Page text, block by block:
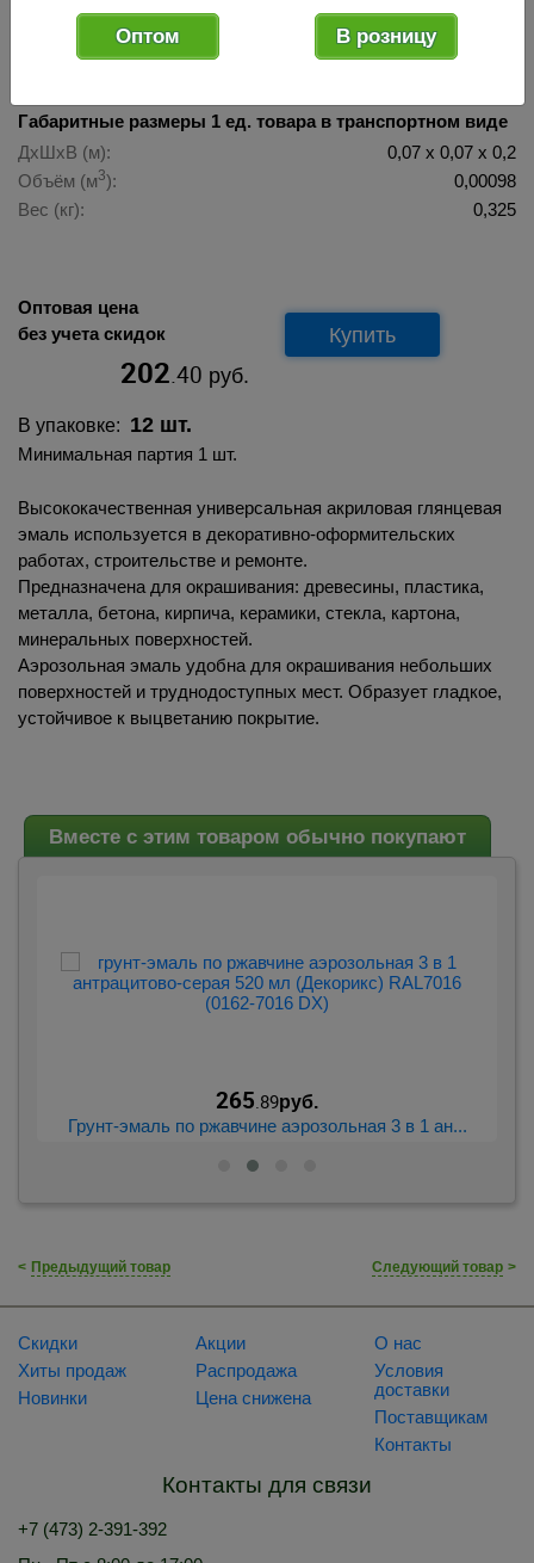
Код товара:022836
Габаритные размеры 1 ед. товара в транспортном виде
ДхШхВ (м):
0,07 х 0,07 х 0,2
Объём (м3):
0,00098
Вес (кг):
0,325
Оптовая цена
без учета скидок
202.40 руб.
Купить
В упаковке: 12 шт.
Минимальная партия 1 шт.
Высококачественная универсальная акриловая глянцевая
эмаль используется в декоративно-оформительских
работах, строительстве и ремонте.
Предназначена для окрашивания: древесины, пластика,
металла, бетона, кирпича, керамики, стекла, картона,
минеральных поверхностей.
Аэрозольная эмаль удобна для окрашивания небольших
поверхностей и труднодоступных мест. Образует гладкое,
устойчивое к выцветанию покрытие.
Вместе с этим товаром обычно покупают
265 .89руб.
Грунт-эмаль по ржавчине аэрозольная 3 в 1 ан...
< Предыдущий товар Следующий товар >
Скидки
Хиты продаж
Новинки
Акции
Распродажа
Цена снижена
О нас
Условия
доставки
Поставщикам
Контакты
Контакты для связи
+7 (473) 2-391-392
Оптом В розницу